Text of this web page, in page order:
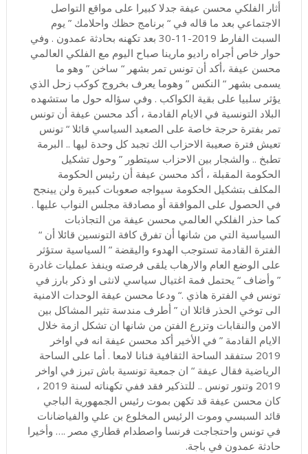
ﺃﺛﺎﺭ ﺍﻟﻔﻠﻜﻲ ﻣﺤﺴﻦ ﻋﻴﻔﺔ ﺟﺪﻻ ﻛﺒﻴﺮﺍ ﻋﻠﻰ ﻣﻮﺍﻗﻊ ﺍﻟﺘﻮﺍﺻﻞ
ﺍﻻﺟﺘﻤﺎﻋﻲ ﺑﻌﺪ ﻣﺎ ﻗﺎﻟﻪ ﻓﻲ “ ﺑﺮﻧﺎﻣﺞ ﺣﻈﻚ ﻭﺍﺣﻼﻣﻚ ” ﻳﻮﻡ
ﺍﻟﺴﺒﺖ ﺍﻟﻔﺎﺭﻁ 2019-11-30 ﺑﻌﺪ ﺗﻜﻬﻨﻪ ﺑﺤﺎﺩﺛﺔ ﻋﻤﺪﻭﻥ . ﻭﻓﻲ
ﺣﻮﺍﺭ ﺧﺎﺹ ﺃﺟﺮﺍﻩ ﺭﺍﺩﻳﻮ ﻣﺎﺭﻳﻨﺎ ﺻﺒﺎﺡ ﺍﻟﻴﻮﻡ ﻣﻊ ﺍﻟﻔﻠﻜﻲ ﺍﻟﻌﺎﻟﻤﻲ
ﻣﺤﺴﻦ ﻋﻴﻔﺔ ،ﺃﻛﺪ ﺃﻥ ﺗﻮﻧﺲ ﺗﻤﺮ ﺑﺸﻬﺮ “ ﺳﺎﺧﻦ ” ﻭﻫﻮ ﻣﺎ
ﻳﺴﻤﻰ ﺑﺸﻬﺮ “ ﺍﻟﻨﻜﺲ ” ﻭﻫﻮﻣﺎ ﻳﻌﺮﻑ ﺑﺨﺮﻭﺝ ﻛﻮﻛﺐ ﺯﺣﻞ ﺍﻟﺬﻱ
ﻳﺆﺛﺮ ﺳﻠﺒﻴﺎ ﻋﻠﻰ ﺑﻘﻴﺔ ﺍﻟﻜﻮﺍﻛﺐ . ﻭﻓﻲ ﺳﺆﺍﻟﻪ ﺣﻮﻝ ﻣﺎ ﺳﺘﺸﻬﺪﻩ
ﺍﻟﺒﻼﺩ ﺍﻟﺘﻮﻧﺴﻴﺔ ﻓﻲ ﺍﻻﻳﺎﻡ ﺍﻟﻘﺎﺩﻣﺔ ، ﺃﻛﺪ ﻣﺤﺴﻦ ﻋﻴﻔﺔ ﺃﻥ ﺗﻮﻧﺲ
ﺗﻤﺮ ﺑﻔﺘﺮﺓ ﺣﺮﺟﺔ ﺧﺎﺻﺔ ﻋﻠﻰ ﺍﻟﺼﻌﻴﺪ ﺍﻟﺴﻴﺎﺳﻲ ﻗﺎﺋﻼ “ ﺗﻮﻧﺲ
ﺗﻌﻴﺶ ﻓﺘﺮﺓ ﺻﻌﻴﺒﺔ ﺍﻻﺣﺰﺍﺏ ﺍﻟﻚ ﺗﺠﺒﺪ ﻛﻞ ﻭﺣﺪﺓ ﻟﻴﻬﺎ .. ﺍﻟﺒﺮﻣﺔ
ﺗﻄﺒﺦ .. ﻭﺍﻟﺸﺠﺎﺭ ﺑﻴﻦ ﺍﻻﺣﺰﺍﺏ ﺳﻴﺘﻄﻮﺭ ” ﻭﺣﻮﻝ ﺗﺸﻜﻴﻞ
ﺍﻟﺤﻜﻮﻣﺔ ﺍﻟﻤﻘﺒﻠﺔ ، ﺃﻛﺪ ﻣﺤﺴﻦ ﻋﻴﻔﺔ ﺃﻥ ﺭﺋﻴﺲ ﺍﻟﺤﻜﻮﻣﺔ
ﺍﻟﻤﻜﻠﻒ ﺑﺘﺸﻜﻴﻞ ﺍﻟﺤﻜﻮﻣﺔ ﺳﻴﻮﺍﺟﻪ ﺻﻌﻮﺑﺎﺕ ﻛﺒﻴﺮﺓ ﻭﻟﻦ ﻳﻴﻨﺠﺢ
ﻓﻲ ﺍﻟﺤﺼﻮﻝ ﻋﻠﻰ ﺍﻟﻤﻮﺍﻓﻘﺔ ﺃﻭ ﻣﺼﺎﺩﻗﺔ ﻣﺠﻠﺲ ﺍﻟﻨﻮﺍﺏ ﻋﻠﻴﻬﺎ .
ﻛﻤﺎ ﺣﺬﺭ ﺍﻟﻔﻠﻜﻲ ﺍﻟﻌﺎﻟﻤﻲ ﻣﺤﺴﻦ ﻋﻴﻔﺔ ﻣﻦ ﺍﻟﺘﺠﺎﺫﺑﺎﺕ
ﺍﻟﺴﻴﺎﺳﻴﺔ ﺍﻟﺘﻲ ﻣﻦ ﺷﺎﻧﻬﺎ ﺃﻥ ﺗﻔﺮﻕ ﻛﺎﻓﺔ ﺍﻟﺘﻮﻧﺴﻴﻦ ﻗﺎﺋﻼ ﺃﻥ “
ﺍﻟﻔﺘﺮﺓ ﺍﻟﻘﺎﺩﻣﺔ ﺗﺴﺘﻮﺟﺐ ﺍﻟﻬﺪﻭﺀ ﻭﺍﻟﻴﻘﻀﺔ ” ﺍﻟﺴﻴﺎﺳﻴﺔ ﺳﺘﺆﺛﺮ
ﻋﻠﻰ ﺍﻟﻮﺿﻊ ﺍﻟﻌﺎﻡ ﻭﺍﻻﺭﻫﺎﺏ ﻳﻠﻘﻰ ﻓﺮﺻﺘﻪ ﻭﻳﻨﻔﺬ ﻋﻤﻠﻴﺎﺕ ﻏﺎﺩﺭﺓ
” ﻭﺃﺿﺎﻑ “ ﻳﺤﺘﻤﻞ ﻓﻤﺔ ﺍﻏﺘﻴﺎﻝ ﺳﻴﺎﺳﻲ ﻻﻧﺜﻰ ﺍﻭ ﺫﻛﺮ ﺑﺎﺭﺯ ﻓﻲ
ﺗﻮﻧﺲ ﻓﻲ ﺍﻟﻔﺘﺮﺓ ﻫﺎﺫﻱ .“ ﻭﺩﻋﺎ ﻣﺤﺴﻦ ﻋﻴﻔﺔ ﺍﻟﻮﺣﺪﺍﺕ ﺍﻻﻣﻨﻴﺔ
ﺍﻟﻰ ﺗﻮﺧﻲ ﺍﻟﺤﺬﺭ ﻗﺎﺋﻼ ﺍﻥ ” ﺃﻃﺮﻑ ﻣﻨﺪﺳﺔ ﺗﺜﻴﺮ ﺍﻟﻤﺸﺎﻛﻞ ﺑﻴﻦ
ﺍﻻﻣﻦ ﻭﺍﻟﻨﻘﺎﺑﺎﺕ ﻭﺗﺰﺭﻉ ﺍﻟﻔﺘﻦ ﻣﻦ ﺷﺎﻧﻬﺎ ﺍﻥ ﺗﺸﻜﻞ ﺍﺯﻣﺔ ﺧﻼﻝ
ﺍﻻﻳﺎﻡ ﺍﻟﻘﺎﺩﻣﺔ ” ﻓﻲ ﺍﻷﺧﻴﺮ ﺃﻛﺪ ﻣﺤﺴﻦ ﻋﻴﻔﺔ ﺍﻧﻪ ﻓﻲ ﺍﻭﺍﺧﺮ
2019 ﺳﺘﻔﻘﺪ ﺍﻟﺴﺎﺣﺔ ﺍﻟﺜﻘﺎﻓﻴﺔ ﻓﻨﺎﻧﺎ ﻻﻣﻌﺎ . ﺃﻣﺎ ﻋﻠﻰ ﺍﻟﺴﺎﺣﺔ
ﺍﻟﺮﻳﺎﺿﻴﺔ ﻓﻘﺎﻝ ﻋﻴﻔﺔ “ ﺍﻥ ﺟﻤﻌﻴﺔ ﺗﻮﻧﺴﻴﺔ ﺑﺎﺵ ﺗﺒﺮﺯ ﻓﻲ ﺍﻭﺍﺧﺮ
2019 ﻭﺗﻨﻮﺭ ﺗﻮﻧﺲ .. ﻟﻠﺘﺬﻛﻴﺮ ﻓﻘﺪ ﻓﻔﻲ ﺗﻜﻬﻨﺎﺗﻪ ﻟﺴﻨﺔ 2019 ،
ﻛﺎﻥ ﻣﺤﺴﻦ ﻋﻴﻔﺔ ﻗﺪ ﺗﻜﻬﻦ ﺑﻤﻮﺕ ﺭﺋﻴﺲ ﺍﻟﺠﻤﻬﻮﺭﻳﺔ ﺍﻟﺒﺎﺟﻲ
ﻗﺎﺋﺪ ﺍﻟﺴﺒﺴﻲ ﻭﻣﻮﺕ ﺍﻟﺮﺋﻴﺲ ﺍﻟﻤﺨﻠﻮﻉ ﺑﻦ ﻋﻠﻲ ﻭﺍﻟﻔﻴﺎﺿﺎﻧﺎﺕ
ﻓﻲ ﺗﻮﻧﺲ ﻭﺍﺣﺘﺠﺎﺟﺖ ﻓﺮﻧﺴﺎ ﻭﺍﺻﻄﺪﺍﻡ ﻗﻄﺎﺭﻱ ﻣﺼﺮ .… ﻭﺃﺧﻴﺮﺍ
ﺣﺎﺩﺛﺔ ﻋﻤﺪﻭﻥ ﻓﻲ ﺑﺎﺟﺔ.